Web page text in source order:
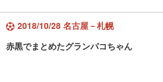
2018/10/28 名古屋－札幌
赤黒でまとめたグランパコちゃん